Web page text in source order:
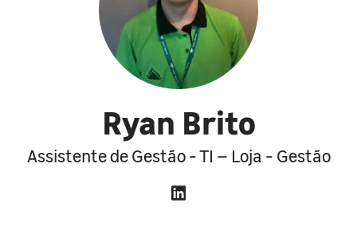
Ryan Brito
Assistente de Gestão - TI – Loja - Gestão